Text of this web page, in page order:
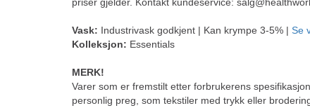
Vask: Industrivask godkjent | Kan krympe 3-5% | Se
Kolleksjon: Essentials
MERK!
Varer som er fremstilt etter forbrukerens
personlig preg, som tekstiler med trykk eller